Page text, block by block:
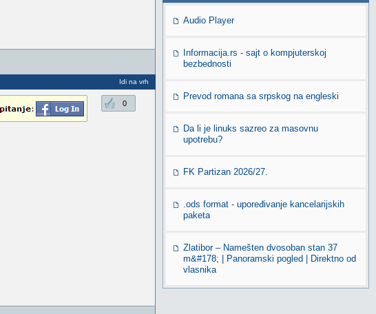
Idi na vrh
0
Audio Player
Informacija.rs - sajt o kompjuterskoj
bezbednosti
Prevod romana sa srpskog na engleski
Da li je linuks sazreo za masovnu
upotrebu?
FK Partizan 2026/27.
.ods format - upoređivanje kancelarijskih
paketa
Zlatibor – Namešten dvosoban stan 37
m&#178; | Panoramski pogled | Direktno od
vlasnika